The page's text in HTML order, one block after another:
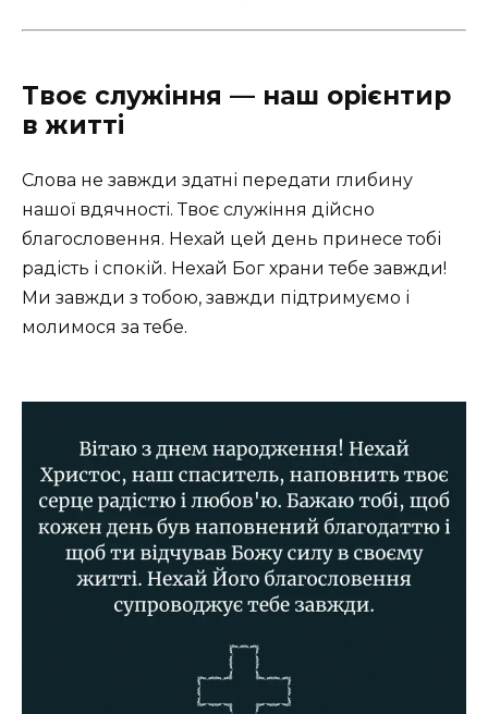
Твоє служіння — наш орієнтир
в житті
Слова не завжди здатні передати глибину
нашої вдячності. Твоє служіння дійсно
благословення. Нехай цей день принесе тобі
радість і спокій. Нехай Бог храни тебе завжди!
Ми завжди з тобою, завжди підтримуємо і
молимося за тебе.